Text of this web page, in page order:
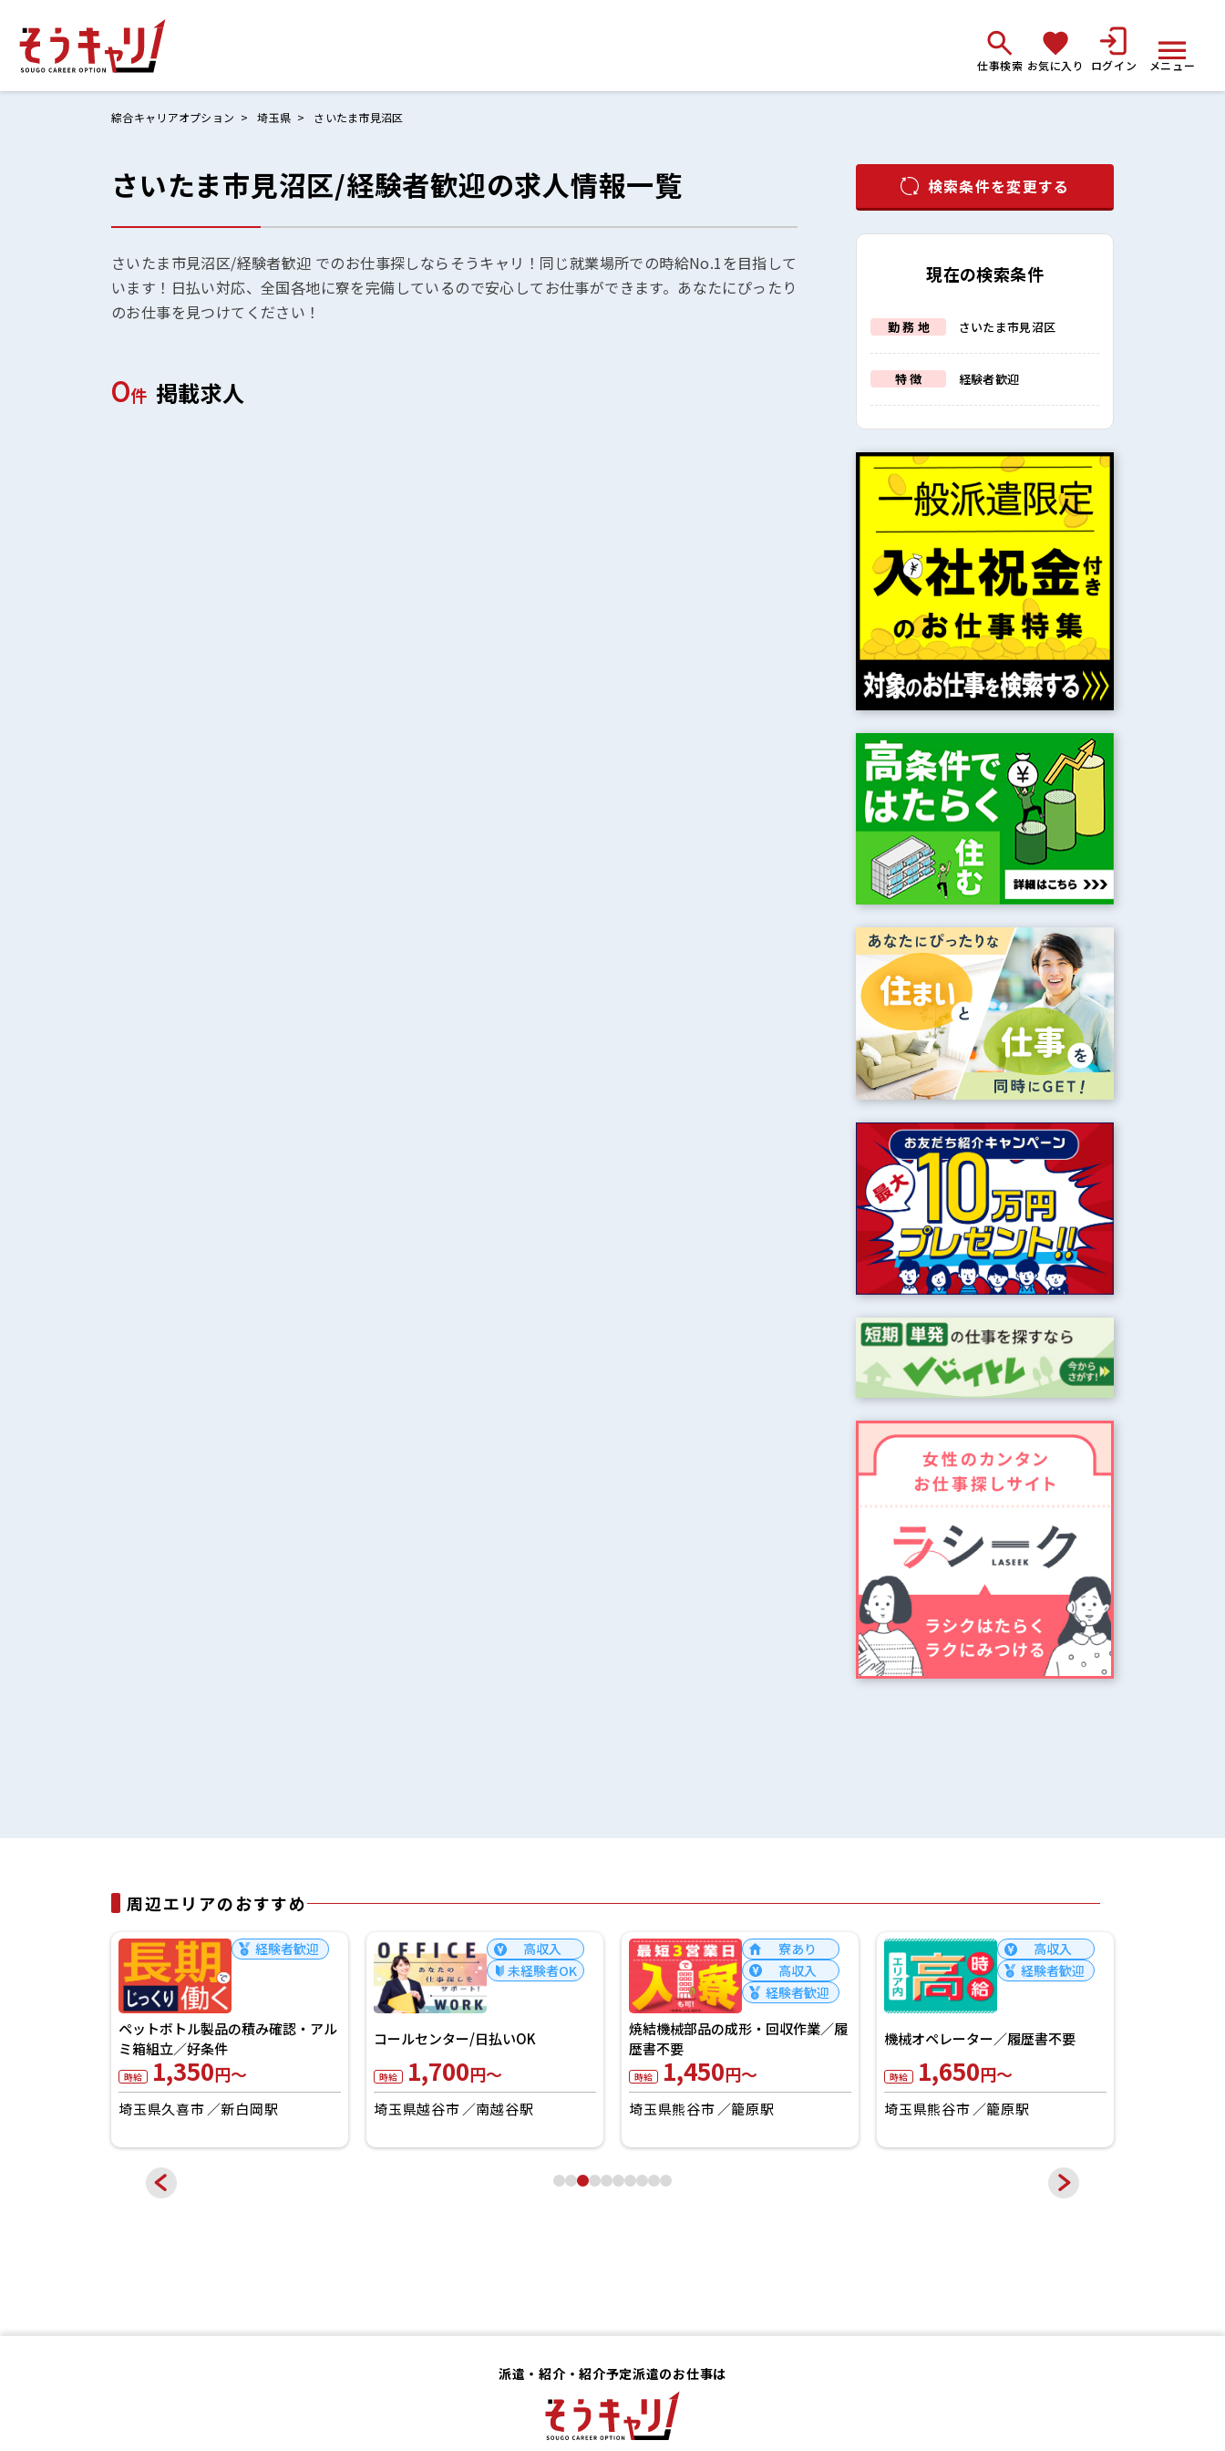
仕事検索 お気に入り ログイン メニュー
ホームにもどる
お気に入りリスト
お問い合わせ
綜合キャリアオプション 埼玉県 さいたま市見沼区
さいたま市見沼区/経験者歓迎の求人情報一覧
さいたま市見沼区/経験者歓迎 でのお仕事探しならそうキャリ！同じ就業場所での時給No.1を目指して
います！日払い対応、全国各地に寮を完備しているので安心してお仕事ができます。あなたにぴったり
のお仕事を見つけてください！
0件 掲載求人
検索条件を変更する
現在の検索条件
勤 務 地 さいたま市見沼区
特 徴 経験者歓迎
周辺エリアのおすすめ
経験者歓迎
ペットボトル製品の積み確認・アル
ミ箱組立／好条件
時給 1,350円～
埼玉県久喜市 新白岡駅
高収入
未経験者OK
コールセンター/日払いOK
時給 1,700円～
埼玉県越谷市 南越谷駅
寮あり
高収入
経験者歓迎
焼結機械部品の成形・回収作業／履
歴書不要
時給 1,450円～
埼玉県熊谷市 籠原駅
高収入
経験者歓迎
機械オペレーター／履歴書不要
時給 1,650円～
埼玉県熊谷市 籠原駅
派遣・紹介・紹介予定派遣のお仕事は